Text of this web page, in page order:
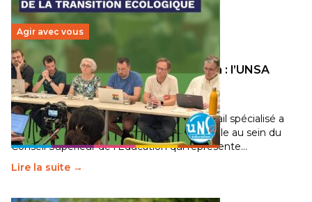
Agir avec vous
Transition écologique de l’éducation : l’UNSA
Éducation fait bouger les lignes
30 juin 2026-National
Pendant plusieurs mois, un groupe de travail spécialisé a
travaillé sur la transition écologique de l’Ecole au sein du
Conseil Supérieur de l’Éducation qui représente…
Lire la suite →